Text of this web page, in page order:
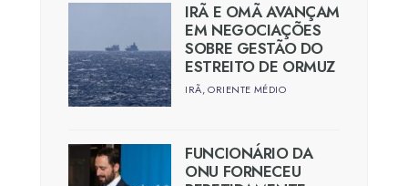
IRÃ E OMÃ AVANÇAM
EM NEGOCIAÇÕES
SOBRE GESTÃO DO
ESTREITO DE ORMUZ
IRÃ,ORIENTE MÉDIO
FUNCIONÁRIO DA
ONU FORNECEU